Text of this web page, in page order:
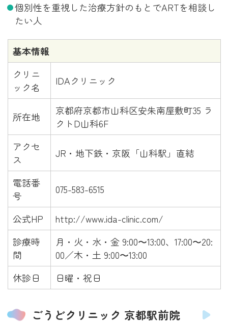
個別性を重視した治療方針のもとでARTを相談し
たい人
基本情報
クリニ
ック名
IDAクリニック
所在地
京都府京都市山科区安朱南屋敷町35 ラ
クトD山科6F
アクセ
ス
JR・地下鉄・京阪「山科駅」直結
電話番
号
075-583-6515
公式HP
http://www.ida-clinic.com/
診療時
間
月・火・水・金 9:00〜13:00、17:00〜20:
00／木・土 9:00〜13:00
休診日
日曜・祝日
ごうどクリニック 京都駅前院